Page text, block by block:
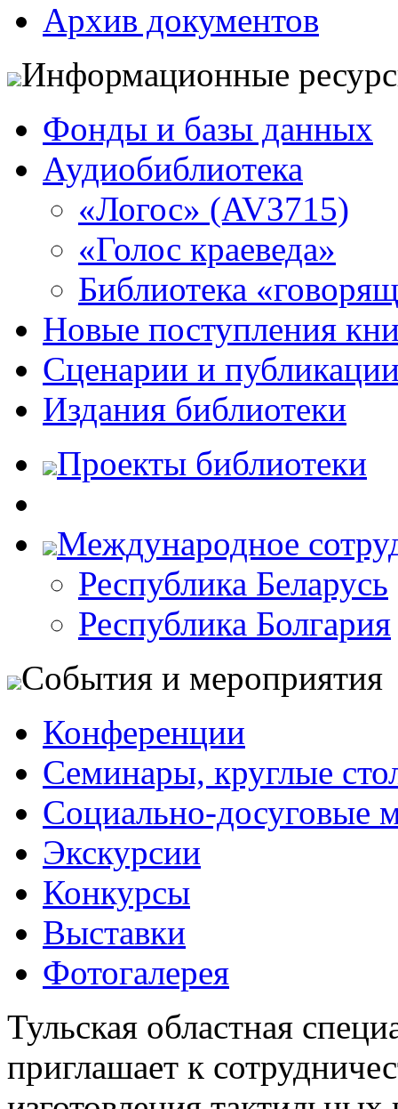
Архив документов
Информационные
Фонды и базы данных
Аудиобиблиотека
«Логос» (AV3715)
«Голос краеведа»
Библиотека
Новые поступления
Сценарии и
Издания библиотеки
Проекты библиотеки
Международное
Республика Беларусь
Республика Болгария
События и мероприятия
Конференции
Семинары, круглые
Социально-досуговые
Экскурсии
Конкурсы
Выставки
Фотогалерея
Тульская областная
приглашает к